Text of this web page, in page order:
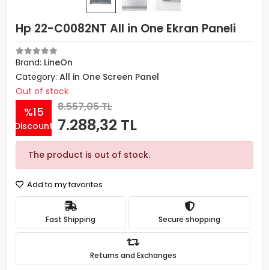
Hp 22-C0082NT All in One Ekran Paneli
Brand: LineOn
Category: All in One Screen Panel
Out of stock
%15
Discount
8.557,05 TL
7.288,32 TL
The product is out of stock.
Add to my favorites
Fast Shipping Secure shopping
Returns and Exchanges